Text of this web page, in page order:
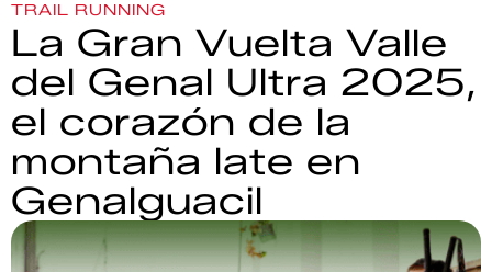
TRAIL RUNNING
La Gran Vuelta Valle
del Genal Ultra 2025,
el corazón de la
montaña late en
Genalguacil